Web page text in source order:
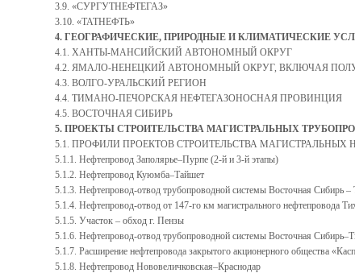
3.9. «СУРГУТНЕФТЕГАЗ»
3.10. «ТАТНЕФТЬ»
4. ГЕОГРАФИЧЕСКИЕ, ПРИРОДНЫЕ И КЛИМАТИЧЕСКИЕ
4.1. ХАНТЫ-МАНСИЙСКИЙ АВТОНОМНЫЙ ОКРУГ
4.2. ЯМАЛО-НЕНЕЦКИЙ АВТОНОМНЫЙ ОКРУГ, ВКЛЮЧАЯ
4.3. ВОЛГО-УРАЛЬСКИЙ РЕГИОН
4.4. ТИМАНО-ПЕЧОРСКАЯ НЕФТЕГАЗОНОСНАЯ ПРОВИНЦИЯ
4.5. ВОСТОЧНАЯ СИБИРЬ
5. ПРОЕКТЫ СТРОИТЕЛЬСТВА МАГИСТРАЛЬНЫХ
5.1. ПРОФИЛИ ПРОЕКТОВ СТРОИТЕЛЬСТВА МАГИСТРАЛЬНЫХ
5.1.1. Нефтепровод Заполярье–Пурпе (2-й и 3-й этапы)
5.1.2. Нефтепровод Куюмба–Тайшет
5.1.3. Нефтепровод-отвод трубопроводной системы Восточная Сибирь
5.1.4. Нефтепровод-отвод от 147-го км магистрального нефтепровода
5.1.5. Участок – обход г. Пензы
5.1.6. Нефтепровод-отвод трубопроводной системы Восточная
5.1.7. Расширение нефтепровода закрытого акционерного общества
5.1.8. Нефтепровод Нововеличковская–Краснодар